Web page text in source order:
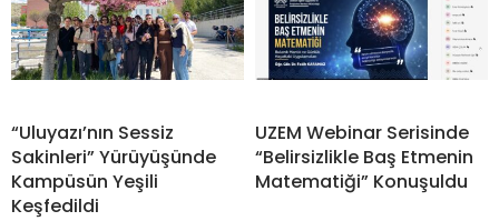
“Uluyazı’nın Sessiz
Sakinleri” Yürüyüşünde
Kampüsün Yeşili
Keşfedildi
UZEM Webinar Serisinde
“Belirsizlikle Baş Etmenin
Matematiği” Konuşuldu